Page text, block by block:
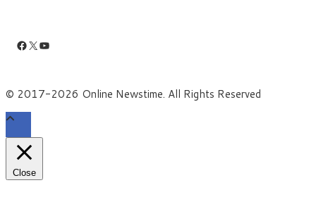
Facebook
X YouTube
© 2017-2026 Online Newstime. All Rights Reserved
Close